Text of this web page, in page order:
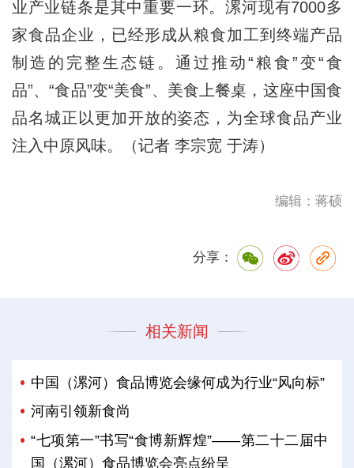
业产业链条是其中重要一环。漯河现有7000多
家食品企业，已经形成从粮食加工到终端产品
制造的完整生态链。通过推动“粮食”变“食
品”、“食品”变“美食”、美食上餐桌，这座中国食
品名城正以更加开放的姿态，为全球食品产业
注入中原风味。（记者 李宗宽 于涛）
编辑：蒋硕
分享：
相关新闻
中国（漯河）食品博览会缘何成为行业“风向标”
河南引领新食尚
“七项第一”书写“食博新辉煌”——第二十二届中
国（漯河）食品博览会亮点纷呈